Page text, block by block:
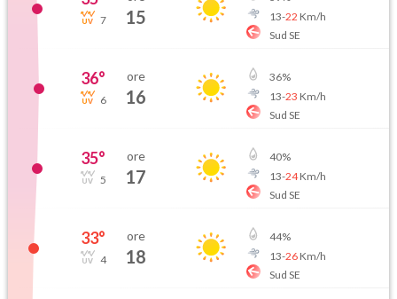
7 15
13-22 Km/h
Sud SE
36°
6
ore
16
36%
13-23 Km/h
Sud SE
35°
5
ore
17
40%
13-24Km/h
Sud SE
33°
4
ore
18
44%
13-26Km/h
Sud SE